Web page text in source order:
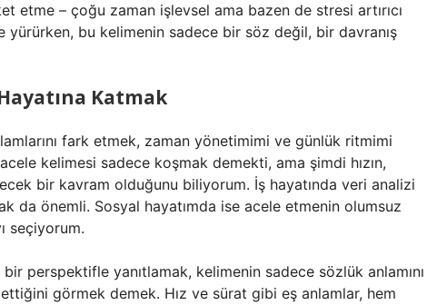
etme – çoğu zaman işlevsel ama bazen de stresi artırıcı
yürürken, bu kelimenin sadece bir söz değil, bir davranış
Katmak
fark etmek, zaman yönetimimi ve günlük ritmimi
kelimesi sadece koşmak demekti, ama şimdi hızın,
bir kavram olduğunu biliyorum. İş hayatında veri analizi
da önemli. Sosyal hayatımda ise acele etmenin olumsuz
seçiyorum.
perspektifle yanıtlamak, kelimenin sadece sözlük anlamını
görmek demek. Hız ve sürat gibi eş anlamlar, hem